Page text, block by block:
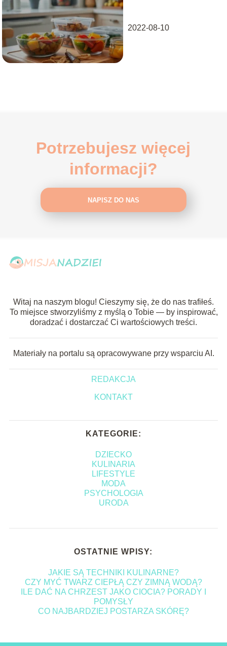
2022-08-10
Potrzebujesz więcej
informacji?
NAPISZ DO NAS
Witaj na naszym blogu! Cieszymy się, że do nas trafiłeś.
To miejsce stworzyliśmy z myślą o Tobie — by inspirować,
doradzać i dostarczać Ci wartościowych treści.
Materiały na portalu są opracowywane przy wsparciu AI.
REDAKCJA
KONTAKT
KATEGORIE:
DZIECKO
KULINARIA
LIFESTYLE
MODA
PSYCHOLOGIA
URODA
OSTATNIE WPISY:
JAKIE SĄ TECHNIKI KULINARNE?
CZY MYĆ TWARZ CIEPŁĄ CZY ZIMNĄ WODĄ?
ILE DAĆ NA CHRZEST JAKO CIOCIA? PORADY I
POMYSŁY
CO NAJBARDZIEJ POSTARZA SKÓRĘ?